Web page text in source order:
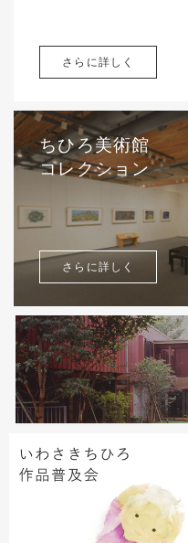
さらに詳しく
ちひろ美術館
コレクション
さらに詳しく